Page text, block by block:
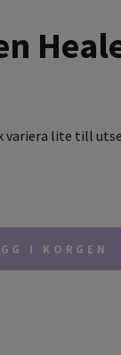
variera lite till
I KORGEN